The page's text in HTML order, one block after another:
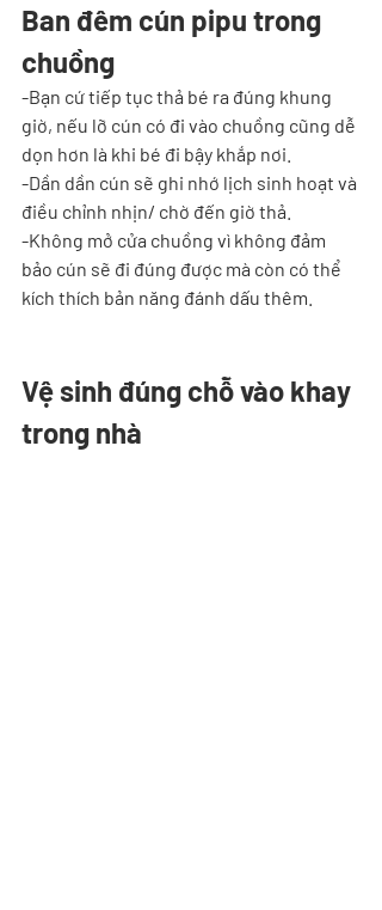
Ban đêm cún pipu trong
chuồng
-Bạn cứ tiếp tục thả bé ra đúng khung
giờ, nếu lỡ cún có đi vào chuồng cũng dễ
dọn hơn là khi bé đi bậy khắp nơi.
-Dần dần cún sẽ ghi nhớ lịch sinh hoạt và
điều chỉnh nhịn/ chờ đến giờ thả.
-Không mở cửa chuồng vì không đảm
bảo cún sẽ đi đúng được mà còn có thể
kích thích bản năng đánh dấu thêm.
Vệ sinh đúng chỗ vào khay
trong nhà